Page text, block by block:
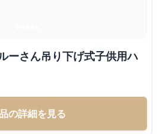
ーさん吊り下げ式子供用ハ
の詳細を見る